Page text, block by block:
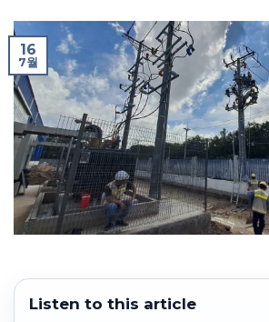
16
7월
Listen to this article